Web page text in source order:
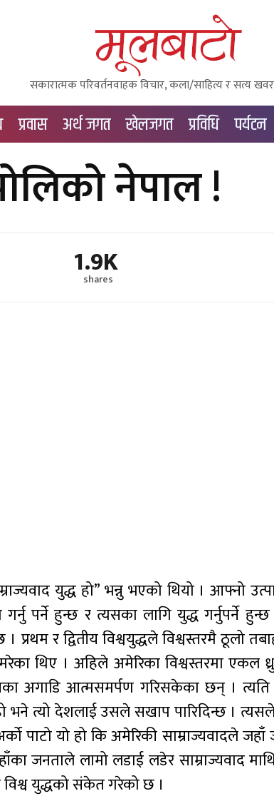
सकारात्मक परिवर्तनवाहक विचार, कला/साहित्य र सत्य
प्रवास अर्थ जगत खेलजगत प्रविधि पर्यटन
नेपाल !
1.9K
shares
युद्ध हो” भन्नु भएको थियो । आफ्नो
पर्ने हुन्छ र त्यसका लागि युद्ध गर्नुपर्ने हुन्छ
र द्वितीय विश्वयुद्धले विश्वस्तरमै ठूलो
थिए । अहिले अमेरिका विश्वस्तरमा एकल
अगाडि आत्मसमर्पण गरिसकेका छन् । त्यति
त्यो देशलाई उसले सखाप पारिदिन्छ । त्यसले
पाटो यो हो कि अमेरिकी साम्राज्यवादले
जनताले लामो लडाई लडेर साम्राज्यवाद
युद्धको संकेत गरेको छ ।